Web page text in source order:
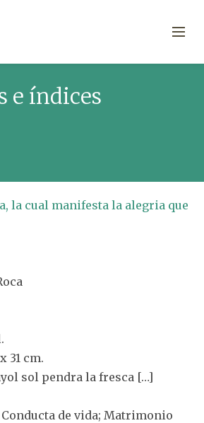
e índices
la cual manifesta la alegria que
31 cm.
sol pendra la fresca […]
Conducta de vida; Matrimonio